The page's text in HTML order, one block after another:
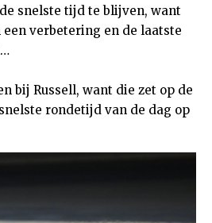
snelste tijd te blijven, want
verbetering en de laatste
bij Russell, want die zet op de
rondetijd van de dag op